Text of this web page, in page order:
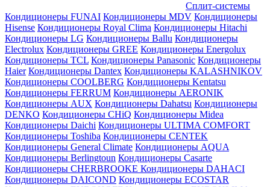
Сплит-системы
Кондиционеры FUNAI Кондиционеры MDV Кондиционеры
Hisense Кондиционеры Royal Clima Кондиционеры Hitachi
Кондиционеры LG Кондиционеры Ballu Кондиционеры
Electrolux Кондиционеры GREE Кондиционеры Energolux
Кондиционеры TCL Кондиционеры Panasonic Кондиционеры
Haier Кондиционеры Dantex Кондиционеры KALASHNIKOV
Кондиционеры СOOLBERG Кондиционеры Kentatsu
Кондиционеры FERRUM Кондиционеры AERONIK
Кондиционеры AUX Кондиционеры Dahatsu Кондиционеры
DENKO Кондиционеры CHiQ Кондиционеры Midea
Кондиционеры Daichi Кондиционеры ULTIMA COMFORT
Кондиционеры Toshiba Кондиционеры CENTEK
Кондиционеры General Climate Кондиционеры AQUA
Кондиционеры Berlingtoun Кондиционеры Casarte
Кондиционеры CHERBROOKE Кондиционеры DAHACI
Кондиционеры DAICOND Кондиционеры ECOSTAR